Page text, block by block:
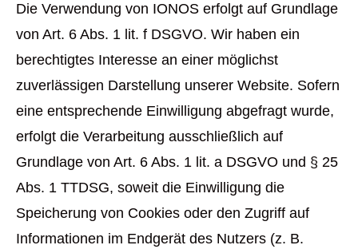
Die Verwendung von IONOS erfolgt auf Grundlage
von Art. 6 Abs. 1 lit. f DSGVO. Wir haben ein
berechtigtes Interesse an einer möglichst
zuverlässigen Darstellung unserer Website. Sofern
eine entsprechende Einwilligung abgefragt wurde,
erfolgt die Verarbeitung ausschließlich auf
Grundlage von Art. 6 Abs. 1 lit. a DSGVO und § 25
Abs. 1 TTDSG, soweit die Einwilligung die
Speicherung von Cookies oder den Zugriff auf
Informationen im Endgerät des Nutzers (z. B.